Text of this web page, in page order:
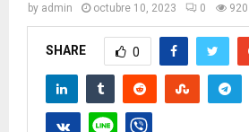
by admin octubre 10, 2023 0 920
SHARE 0